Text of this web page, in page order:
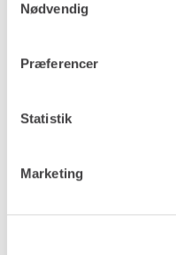
Nødvendig
Præferencer
Statistik
Marketing
Ekskl. moms
nummer er påkrævet.